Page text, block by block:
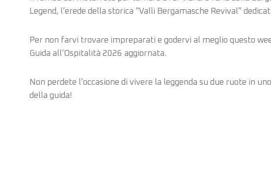
Legend, l’erede della storica “Valli Bergamasche Revival”
Per non farvi trovare impreparati e godervi al meglio questo
Guida all’Ospitalità 2026 aggiornata.
Non perdete l’occasione di vivere la leggenda su due ruote in
della guida!